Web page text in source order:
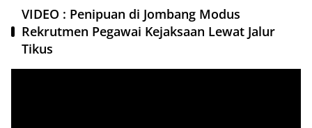
VIDEO : Penipuan di Jombang Modus
Rekrutmen Pegawai Kejaksaan Lewat Jalur
Tikus